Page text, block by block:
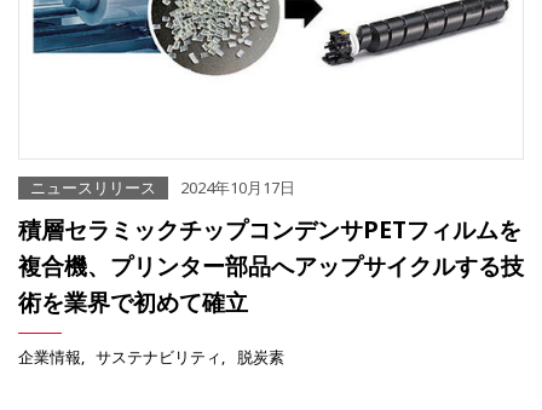
ニュースリリース 2024年10月17日
積層セラミックチップコンデンサPETフィルムを
複合機、プリンター部品へアップサイクルする技
術を業界で初めて確立
企業情報 サステナビリティ 脱炭素